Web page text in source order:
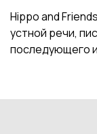
Hippo and
устной речи,
последующего